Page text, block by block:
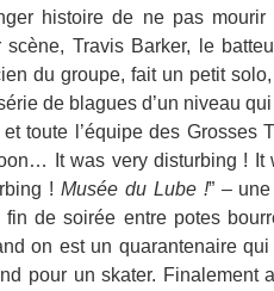
histoire de ne pas
scène, Travis Barker, le
du groupe, fait un petit
de blagues d’un niveau
toute l’équipe des Grosses
It was very disturbing !
! Musée du Lube !” –
fin de soirée entre potes
on est un quarantenaire
pour un skater. Finalement